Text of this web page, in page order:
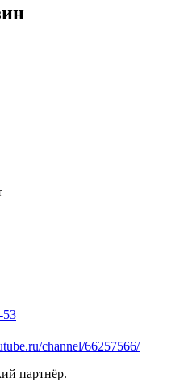
53
channel/66257566/
партнёр.